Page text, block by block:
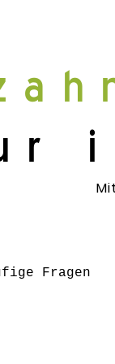
Fragen